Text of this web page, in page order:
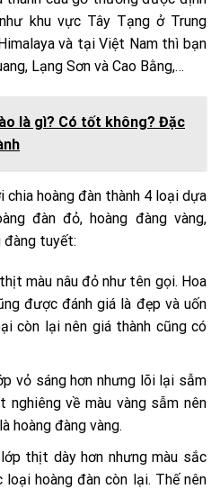
khu vực Tây Tạng ở Trung
và tại Việt Nam thì bạn
Lạng Sơn và Cao Bằng,…
là gì? Có tốt không? Đặc
chia hoàng đàn thành 4 loại dựa
đàn đỏ, hoàng đàng vàng,
đàng tuyết:
màu nâu đỏ như tên gọi. Hoa
được đánh giá là đẹp và uốn
còn lại nên giá thành cũng có
vỏ sáng hơn nhưng lõi lại sẫm
nghiêng về màu vàng sẫm nên
hoàng đàng vàng.
thịt dày hơn nhưng màu sắc
hoàng đàn còn lại. Thế nên